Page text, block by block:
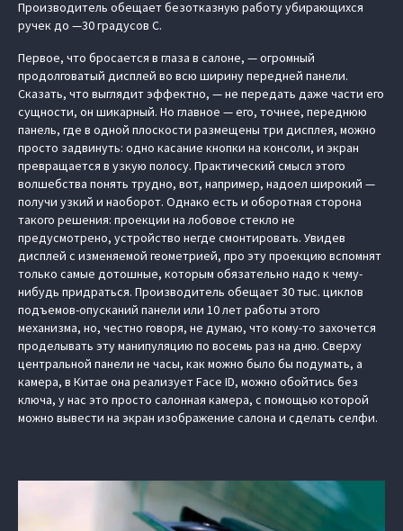
Производитель обещает безотказную работу убирающихся
ручек до —30 градусов С.
Первое, что бросается в глаза в салоне, — огромный
продолговатый дисплей во всю ширину передней панели.
Сказать, что выглядит эффектно, — не передать даже части его
сущности, он шикарный. Но главное — его, точнее, переднюю
панель, где в одной плоскости размещены три дисплея, можно
просто задвинуть: одно касание кнопки на консоли, и экран
превращается в узкую полосу. Практический смысл этого
волшебства понять трудно, вот, например, надоел широкий —
получи узкий и наоборот. Однако есть и оборотная сторона
такого решения: проекции на лобовое стекло не
предусмотрено, устройство негде смонтировать. Увидев
дисплей с изменяемой геометрией, про эту проекцию вспомнят
только самые дотошные, которым обязательно надо к чему-
нибудь придраться. Производитель обещает 30 тыс. циклов
подъемов-опусканий панели или 10 лет работы этого
механизма, но, честно говоря, не думаю, что кому-то захочется
проделывать эту манипуляцию по восемь раз на дню. Сверху
центральной панели не часы, как можно было бы подумать, а
камера, в Китае она реализует Face ID, можно обойтись без
ключа, у нас это просто салонная камера, с помощью которой
можно вывести на экран изображение салона и сделать селфи.